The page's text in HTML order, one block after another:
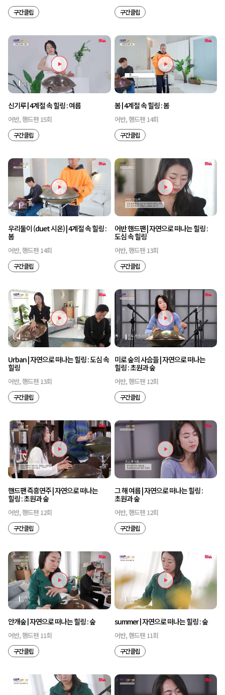
구간클립 구간클립
신기루 | 4계절 속 힐링 : 여름
어반, 핸드팬 15회
구간클립
봄 | 4계절 속 힐링 : 봄
어반, 핸드팬 14회
구간클립
우리둘이 (duet 시온) | 4계절 속 힐링 :
봄
어반, 핸드팬 14회
구간클립
어반 핸드팬 | 자연으로 떠나는 힐링 :
도심 속 힐링
어반, 핸드팬 13회
구간클립
Urban | 자연으로 떠나는 힐링 : 도심 속
힐링
어반, 핸드팬 13회
구간클립
미로 숲의 사슴들 | 자연으로 떠나는
힐링 : 초원과 숲
어반, 핸드팬 12회
구간클립
핸드팬 즉흥연주 | 자연으로 떠나는
힐링 : 초원과 숲
어반, 핸드팬 12회
구간클립
그 해 여름 | 자연으로 떠나는 힐링 :
초원과 숲
어반, 핸드팬 12회
구간클립
안개숲 | 자연으로 떠나는 힐링 : 숲
어반, 핸드팬 11회
구간클립
summer | 자연으로 떠나는 힐링 : 숲
어반, 핸드팬 11회
구간클립